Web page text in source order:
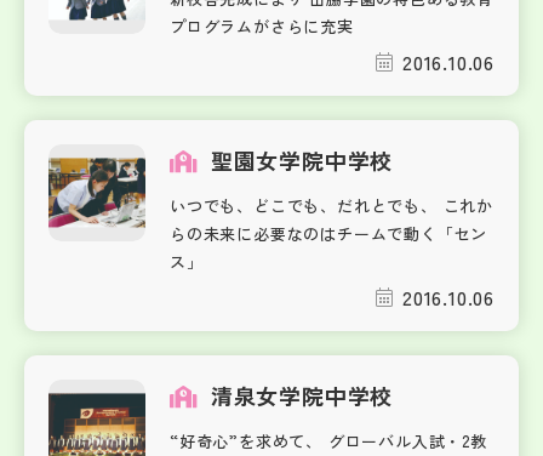
プログラムがさらに充実
2016.10.06
聖園女学院中学校
いつでも、どこでも、だれとでも、 これか
らの未来に必要なのはチームで動く「セン
ス」
2016.10.06
清泉女学院中学校
“好奇心”を求めて、 グローバル入試・2教